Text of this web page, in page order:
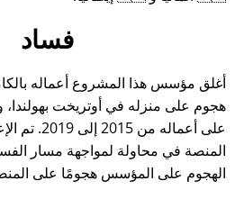
فساد
هجوم على منزله في أوتريخت
على أعماله
المنصة في محاولة لمواجهة مسار
الهجوم على المؤسس هجومًا على